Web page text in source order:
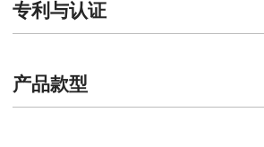
专利与认证
产品款型